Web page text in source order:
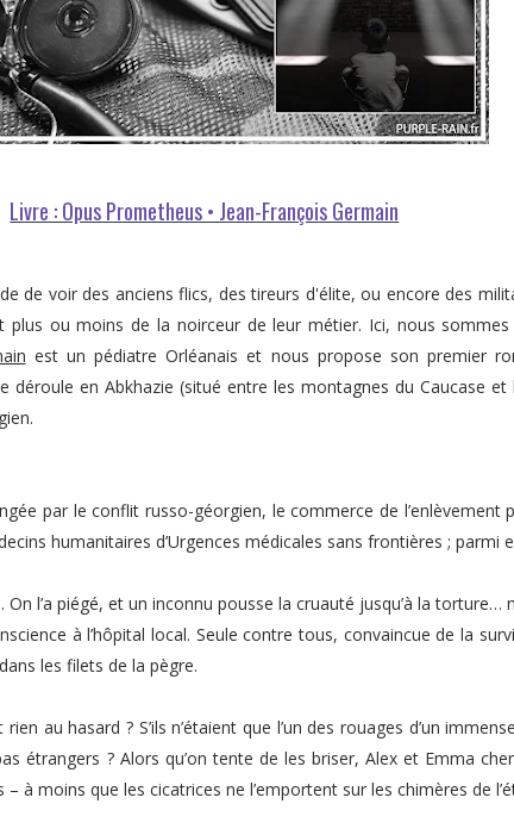
Livre : Opus Prometheus • Jean-François Germain
de voir des anciens flics, des tireurs d'élite, ou encore des
plus ou moins de la noirceur de leur métier. Ici, nous
est un pédiatre Orléanais et nous propose son premier
déroule en Abkhazie (situé entre les montagnes du Caucase
par le conflit russo-géorgien, le commerce de l’enlèvement
humanitaires d’Urgences médicales sans frontières ; parmi
On l’a piégé, et un inconnu pousse la cruauté jusqu’à la torture…
à l’hôpital local. Seule contre tous, convaincue de la
les filets de la pègre.
au hasard ? S’ils n’étaient que l’un des rouages d’un
étrangers ? Alors qu’on tente de les briser, Alex et Emma
– à moins que les cicatrices ne l’emportent sur les chimères de